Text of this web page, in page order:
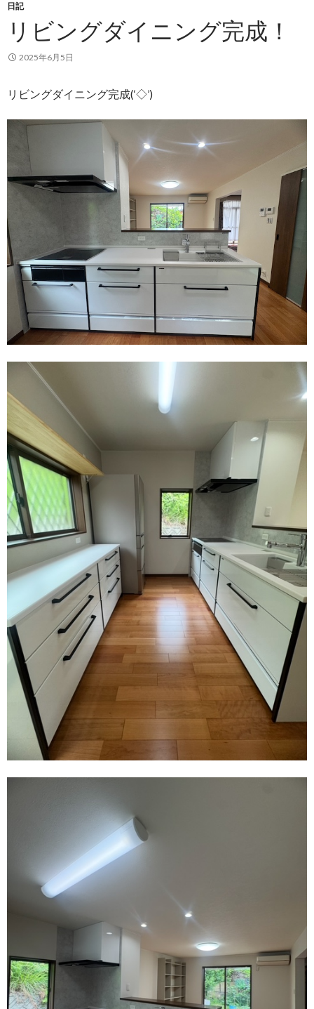
日記
リビングダイニング完成！
2025年6月5日
リビングダイニング完成(‘◇’)ゞ